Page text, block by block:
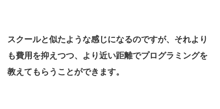
スクールと似たような感じになるのですが、それより
も費用を抑えつつ、より近い距離でプログラミングを
教えてもらうことができます。